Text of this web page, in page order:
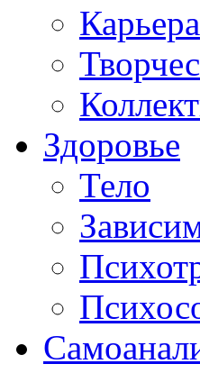
Карьера
Здоровье
Тело